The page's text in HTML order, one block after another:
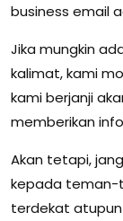
business email
Jika mungkin
kalimat, kami
kami berjanji
memberikan
Akan tetapi,
kepada teman-
terdekat atupun